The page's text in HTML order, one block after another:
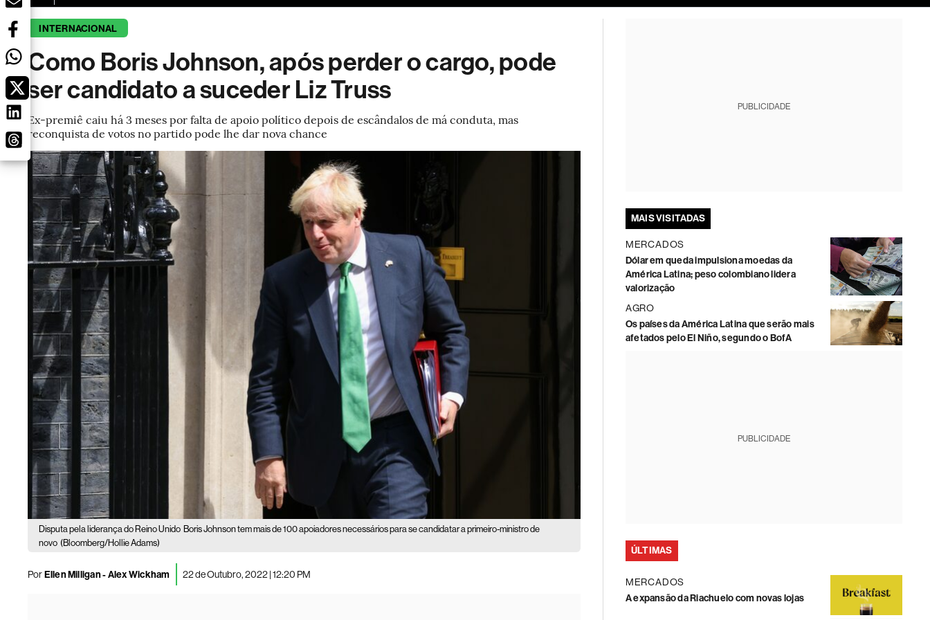
INTERNACIONAL
Como Boris Johnson, após perder o cargo, pode
ser candidato a suceder Liz Truss
Ex-premiê caiu há 3 meses por falta de apoio político depois de escândalos de má conduta, mas
reconquista de votos no partido pode lhe dar nova chance
Disputa pela liderança do Reino Unido Boris Johnson tem mais de 100 apoiadores necessários para se candidatar a primeiro-ministro de
novo (Bloomberg/Hollie Adams)
PorEllen Milligan - Alex Wickham 22 de Outubro, 2022 | 12:20 PM
PUBLICIDADE
MAIS VISITADAS
MERCADOS
Dólar em queda impulsiona moedas da
América Latina; peso colombiano lidera
valorização
AGRO
Os países da América Latina que serão mais
afetados pelo El Niño, segundo o BofA
PUBLICIDADE
ÚLTIMAS
MERCADOS
A expansão da Riachuelo com novas lojas